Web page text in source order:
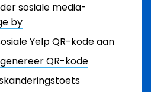
sosiale media-
by
Yelp QR-kode aan
QR-kode